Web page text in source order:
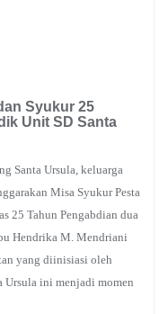
Syukur 25
Unit SD Santa
Santa Ursula, keluarga
Misa Syukur Pesta
25 Tahun Pengabdian dua
Hendrika M. Mendriani
yang diinisiasi oleh
Ursula ini menjadi momen